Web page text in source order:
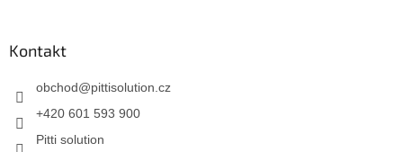
Kontakt
obchod@pittisolution.cz
+420 601 593 900
Pitti solution